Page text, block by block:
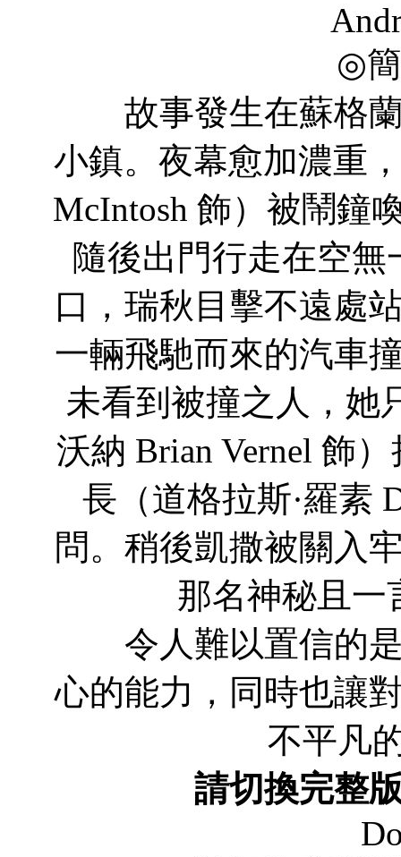
Andrew
◎
故事發生在蘇格蘭
小鎮。夜幕愈加濃重
McIntosh 飾）被鬧鐘
隨後出門行走在空
口，瑞秋目擊不遠處
一輛飛馳而來的汽車
未看到被撞之人，她
沃納 Brian Vernel 飾
長（道格拉斯·羅素
問。稍後凱撒被關入
那名神秘且一
令人難以置信的是
心的能力，同時也讓
不平
請切換完整